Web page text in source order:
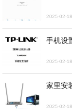
2025-02-
手机设
2025-02-
家里安
2025-02-